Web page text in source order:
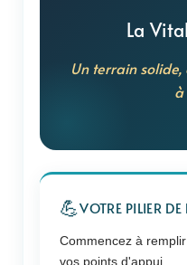
La
Un terrain
à
💪VOTRE PILIER DE
Commencez à
vos points d'appui.